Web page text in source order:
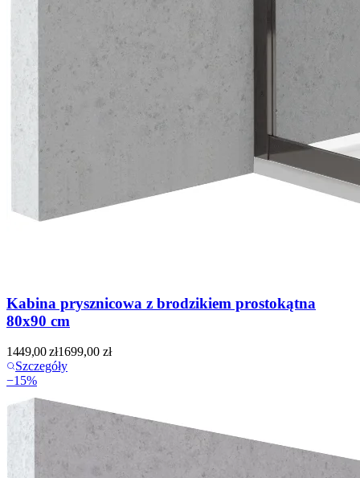
Kabina prysznicowa z brodzikiem prostokątna
80x90 cm
1449,00zł1699,00zł
Szczegóły
−15%